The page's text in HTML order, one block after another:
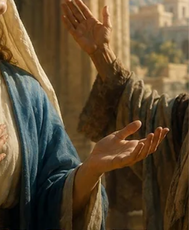
coração humano traz uma fome que nenhum
alimento da terra consegue saciar plenamente.
Mesmo quando cercado pelos bens deste
o homem permanece marcado por uma sede de
eternidade, comunhão e vida imperecível. Essa
fome atravessa toda a história da salvação e
encontra sua resposta definitiva em Jesus Cristo.
No deserto, Deus sustentou Israel com o maná
descido do Céu. A cada manhã, o povo recebia
um alimento que não podia produzir por